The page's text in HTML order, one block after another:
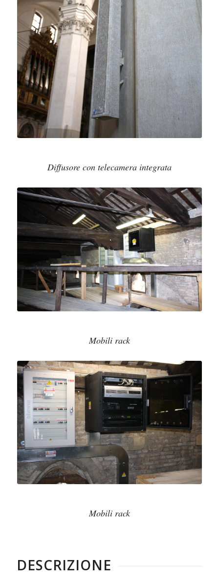
Diffusore con telecamera integrata
Mobili rack
Mobili rack
DESCRIZIONE